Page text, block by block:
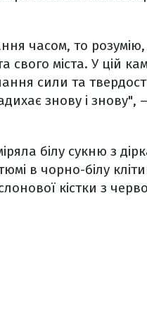
часом, то
міста. У цій
сили та
знову і знову",
білу сукню з
в чорно-білу
кістки з